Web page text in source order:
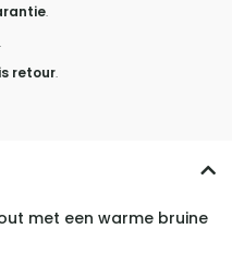
.
.
retour.
met een warme bruine